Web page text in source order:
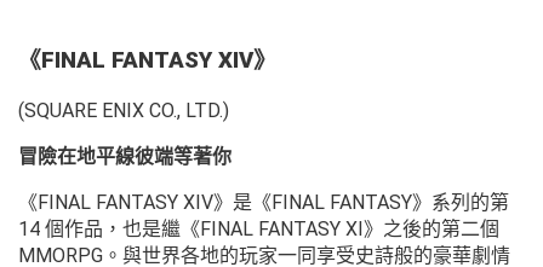
《FINAL FANTASY XIV》
(SQUARE ENIX CO., LTD.)
冒險在地平線彼端等著你
《FINAL FANTASY XIV》是《FINAL FANTASY》系列的第
14 個作品，也是繼《FINAL FANTASY XI》之後的第二個
MMORPG。與世界各地的玩家一同享受史詩般的豪華劇情